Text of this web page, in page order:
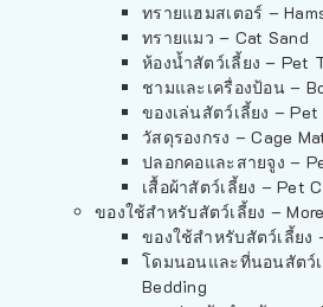
ทรายแฮมสเตอร์ –
ทรายแมว – Cat Sand
ห้องน้ำสัตว์เลี้ยง – Pet
ชามและเครื่องป้อน –
ของเล่นสัตว์เลี้ยง – Pet
วัสดุรองกรง – Cage
ปลอกคอและสายจูง –
เสื้อผ้าสัตว์เลี้ยง – Pet
ของใช้สำหรับสัตว์เลี้ยง –
ของใช้สำหรับสัตว์เลี้ยง
โดมนอนและที่นอนสัตว์
Bedding